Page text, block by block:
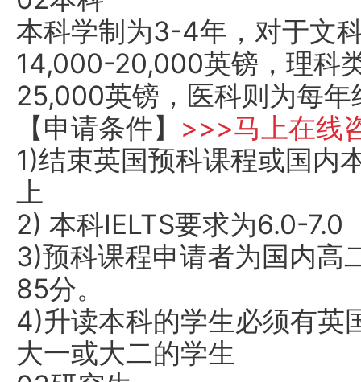
本科学制为3-4年，对于文
14,000-20,000英镑，理科
25,000英镑，医科则为每
【申请条件】 >>>马上在线
1)结束英国预科课程或国内
上
2) 本科IELTS要求为6.0-7.0
3)预科课程申请者为国内高
85分。
4)升读本科的学生必须有英
大一或大二的学生